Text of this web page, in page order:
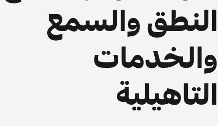
النطق والسمع
والخدمات
التاهيلية